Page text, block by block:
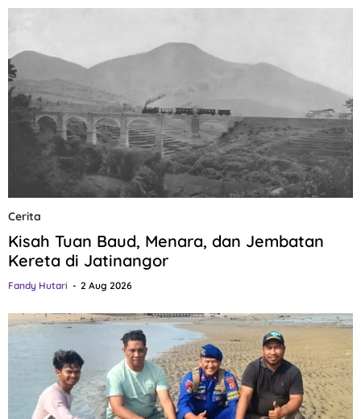
Cerita
Kisah Tuan Baud, Menara, dan Jembatan
Kereta di Jatinangor
Fandy Hutari 2 Aug 2026